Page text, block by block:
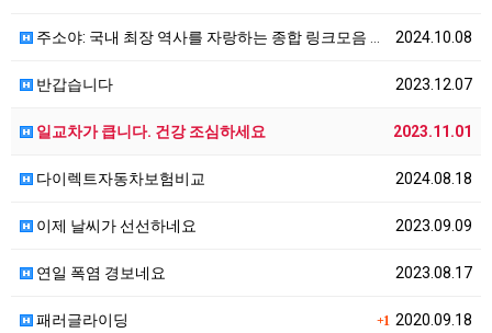
2024.10.08
주소야: 국내 최장 역사를 자랑하는 종합 링크모음 사이…
2023.12.07
반갑습니다
2023.11.01
일교차가 큽니다. 건강 조심하세요
2024.08.18
다이렉트자동차보험비교
2023.09.09
이제 날씨가 선선하네요
2023.08.17
연일 폭염 경보네요
+1 2020.09.18
패러글라이딩